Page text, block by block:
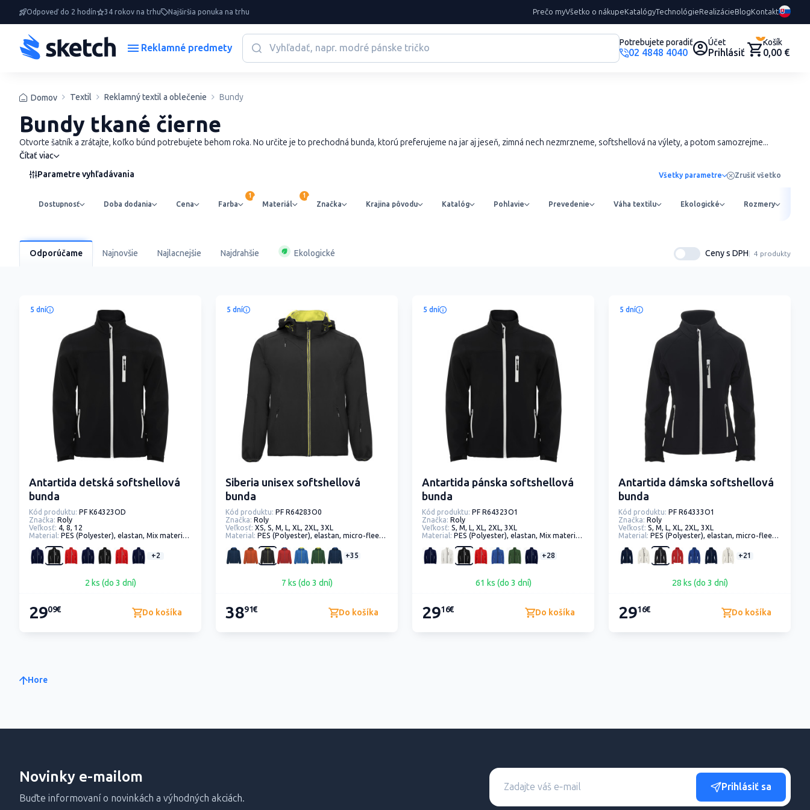
Odpoveď do 2 hodín 34 rokov na trhu Najširšia ponuka na trhu Prečo myVšetko o nákupeKatalógyTechnológieRealizácieBlogKontakt
Reklamné predmety Potrebujete poradiť
02 4848 4040
Účet
Prihlásiť
0
Košík
0,00 €
Domov Textil Reklamný textil a oblečenie Bundy
Bundy tkané čierne
Otvorte šatník a zrátajte, koľko búnd potrebujete behom roka. No určite je to prechodná bunda, ktorú preferujeme na jar aj jeseň, zimná nech nezmrzneme, softshellová na výlety, a potom samozrejme...
Čítať viac
Parametre vyhľadávania
Všetky parametre Zrušiť všetko
Dostupnosť Doba dodania Cena Farba Materiál Značka Krajina pôvodu Katalóg Pohlavie Prevedenie Váha textilu Ekologické Rozmery
Odporúčame Najnovšie Najlacnejšie Najdrahšie Ekologické Ceny s DPH 4 produkty
5 dní
Antartida detská softshellová
bunda
Kód produktu: PF K64323OD
Značka: Roly
Veľkosť: 4, 8, 12
Material: PES (Polyester), elastan, Mix materiálov, tkanina
+2
2 ks (do 3 dní)
2909€ Do košíka
5 dní
Siberia unisex softshellová
bunda
Kód produktu: PF R64283O0
Značka: Roly
Veľkosť: XS, S, M, L, XL, 2XL, 3XL
Material: PES (Polyester), elastan, micro-fleece, Mix materiálov, tkanina
+35
7 ks (do 3 dní)
3891€ Do košíka
5 dní
Antartida pánska softshellová
bunda
Kód produktu: PF R64323O1
Značka: Roly
Veľkosť: S, M, L, XL, 2XL, 3XL
Material: PES (Polyester), elastan, Mix materiálov, tkanina
+28
61 ks (do 3 dní)
2916€ Do košíka
5 dní
Antartida dámska softshellová
bunda
Kód produktu: PF R64333O1
Značka: Roly
Veľkosť: S, M, L, XL, 2XL, 3XL
Material: PES (Polyester), elastan, micro-fleece, Mix materiálov, tkanina
+21
28 ks (do 3 dní)
2916€ Do košíka
Hore
Novinky e-mailom
Buďte informovaní o novinkách a výhodných akciách.
Prihlásiť sa